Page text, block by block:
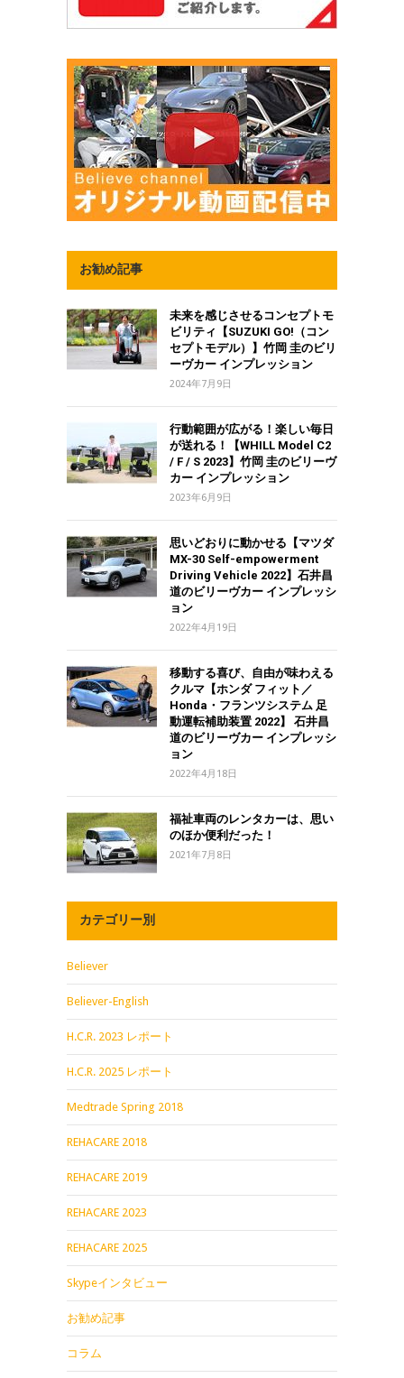
お勧め記事
未来を感じさせるコンセプトモ
ビリティ【SUZUKI GO!（コン
セプトモデル）】竹岡 圭のビリ
ーヴカー インプレッション
2024年7月9日
行動範囲が広がる！楽しい毎日
が送れる！【WHILL Model C2
/ F / S 2023】竹岡 圭のビリーヴ
カー インプレッション
2023年6月9日
思いどおりに動かせる【マツダ
MX-30 Self-empowerment
Driving Vehicle 2022】石井昌
道のビリーヴカー インプレッシ
ョン
2022年4月19日
移動する喜び、自由が味わえる
クルマ【ホンダ フィット／
Honda・フランツシステム 足
動運転補助装置 2022】 石井昌
道のビリーヴカー インプレッシ
ョン
2022年4月18日
福祉車両のレンタカーは、思い
のほか便利だった！
2021年7月8日
カテゴリー別
Believer
Believer-English
H.C.R. 2023 レポート
H.C.R. 2025 レポート
Medtrade Spring 2018
REHACARE 2018
REHACARE 2019
REHACARE 2023
REHACARE 2025
Skypeインタビュー
お勧め記事
コラム